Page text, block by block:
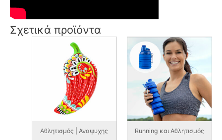
Σχετικά προϊόντα
Αθλητισμός | Αναψυχης Running και Αθλητισμός